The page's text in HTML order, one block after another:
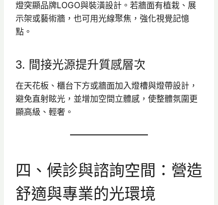
燈突顯品牌LOGO與裝潢設計。若牆面有植栽、展
示架或藝術牆，也可用光線聚焦，強化視覺記憶
點。
3. 間接光源提升質感層次
在天花板、櫃台下方或牆面加入燈槽與燈帶設計，
避免直射眩光，並增加空間立體感，使整體氛圍更
顯高級、輕奢。
四、候診與諮詢空間：營造
舒適與專業的光環境